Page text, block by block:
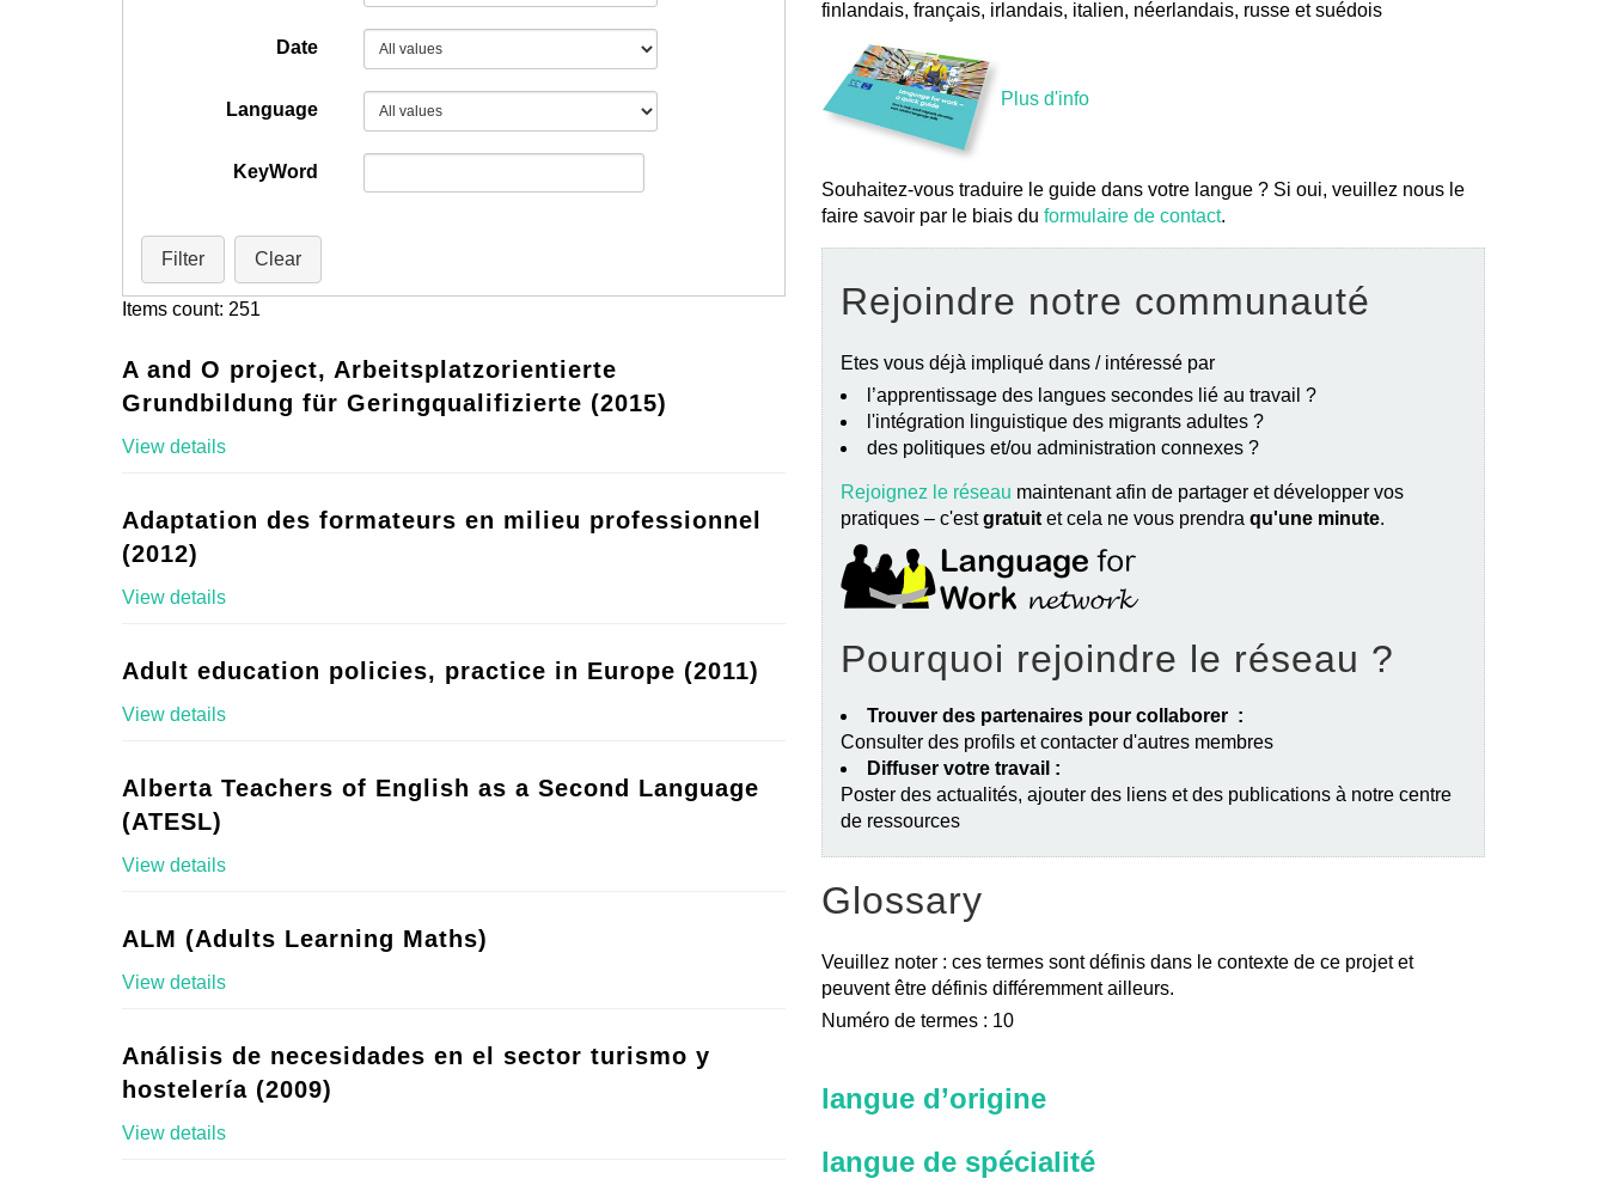
Date
Language
KeyWord
Filter Clear
Items count: 251
A and O project, Arbeitsplatzorientierte
Grundbildung für Geringqualifizierte (2015)
View details
Adaptation des formateurs en milieu professionnel
(2012)
View details
Adult education policies, practice in Europe (2011)
View details
Alberta Teachers of English as a Second Language
(ATESL)
View details
ALM (Adults Learning Maths)
View details
Análisis de necesidades en el sector turismo y
hostelería (2009)
View details
finlandais, français, irlandais, italien, néerlandais, russe et suédois
Plus d'info
Souhaitez-vous traduire le guide dans votre langue ? Si oui, veuillez nous le
faire savoir par le biais du formulaire de contact.
Rejoindre notre communauté
Etes vous déjà impliqué dans / intéressé par
l’apprentissage des langues secondes lié au travail ?
l'intégration linguistique des migrants adultes ?
des politiques et/ou administration connexes ?
Rejoignez le réseau maintenant afin de partager et développer vos
pratiques – c'estgratuit et cela ne vous prendra qu'une minute.
Pourquoi rejoindre le réseau ?
Trouver des partenaires pour collaborer :
Consulter des profils et contacter d'autres membres
Diffuser votre travail :
Poster des actualités, ajouter des liens et des publications à notre centre
de ressources
Glossary
Veuillez noter : ces termes sont définis dans le contexte de ce projet et
peuvent être définis différemment ailleurs.
Numéro de termes : 10
langue d’origine
langue de spécialité